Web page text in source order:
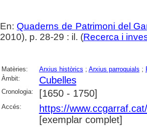
En: Quaderns de Patrimoni del
2010), p. 28-29 : il. (Recerca i
Matèries: Arxius històrics ; Arxius parroquials ;
Àmbit:
Cubelles
Cronologia: [1650 - 1750]
Accés:
https://
[exemplar complet]